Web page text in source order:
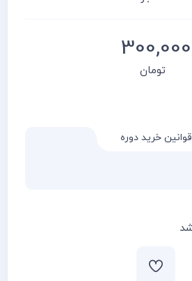
300,000
تومان
قوانین خرید دوره